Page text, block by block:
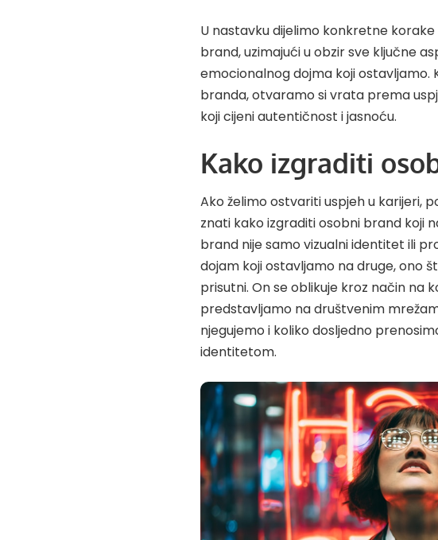
U nastavku dijelimo konkretne
brand, uzimajući u obzir sve ključne
emocionalnog dojma koji ostavljamo.
branda, otvaramo si vrata prema
koji cijeni autentičnost i jasnoću.
Kako izgraditi
Ako želimo ostvariti uspjeh u karijeri,
znati kako izgraditi osobni brand koji
brand nije samo vizualni identitet ili
dojam koji ostavljamo na druge, ono
prisutni. On se oblikuje kroz način na
predstavljamo na društvenim
njegujemo i koliko dosljedno
identitetom.